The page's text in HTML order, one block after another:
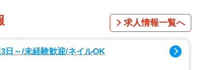
求人情報一覧へ
日～/未経験歓迎/ネイルOK